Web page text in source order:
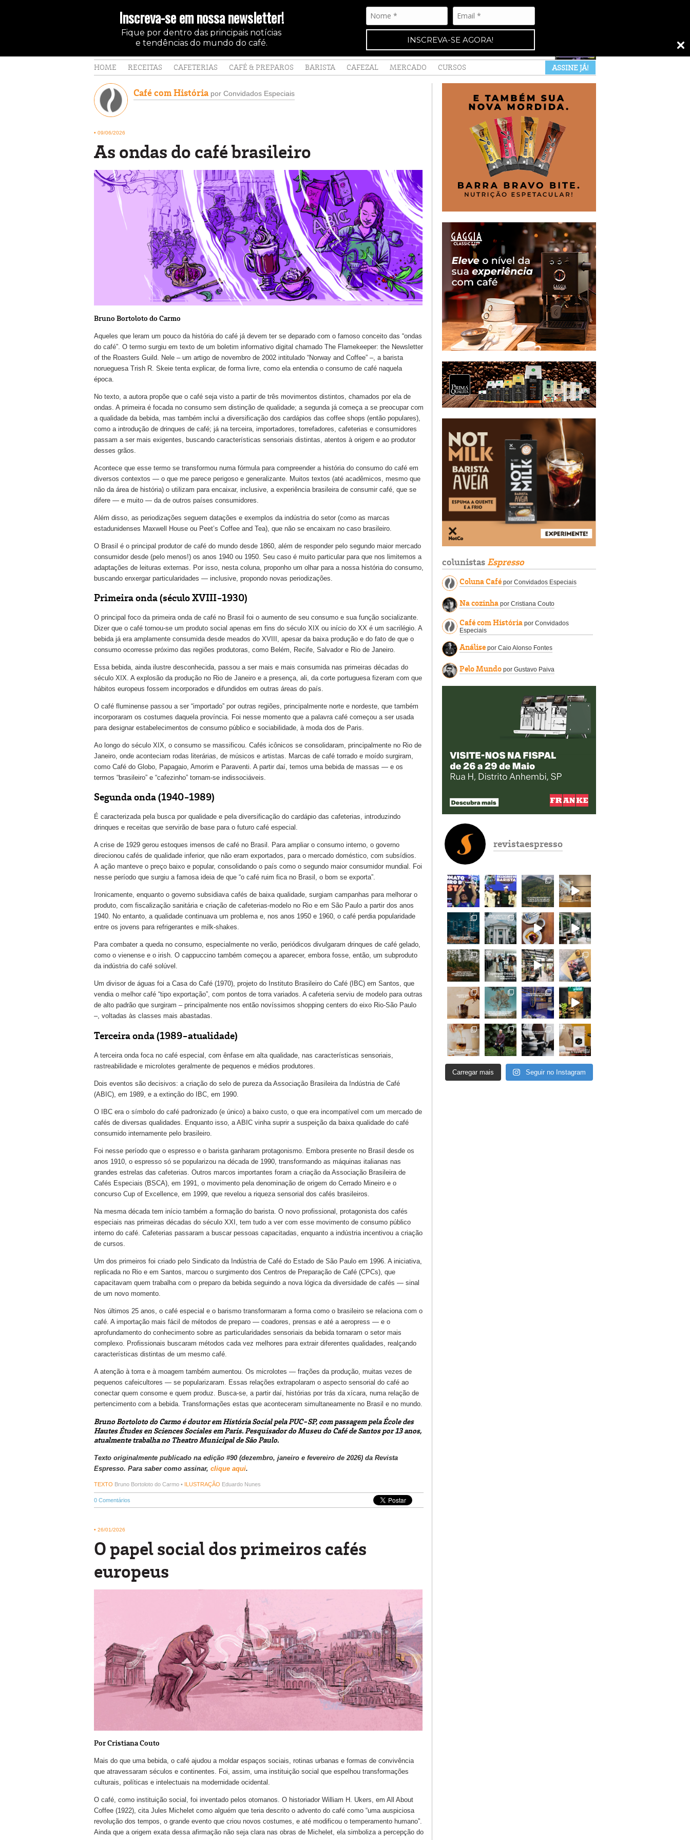
Inscreva-se em nossa newsletter!
Fique por dentro das principais notícias
e tendências do mundo do café.
INSCREVA-SE AGORA!
•NAS BANCAS
HOME RECEITAS CAFETERIAS CAFÉ & PREPAROS BARISTA CAFEZAL MERCADO ASSINE JÁ!
CURSOS
Café com História por Convidados Especiais
• 09/06/2026
As ondas do café brasileiro
Bruno Bortoloto do Carmo
Aqueles que leram um pouco da história do café já devem ter se deparado com o famoso conceito das “ondas
do café”. O termo surgiu em texto de um boletim informativo digital chamado The Flamekeeper: the Newsletter
of the Roasters Guild. Nele – um artigo de novembro de 2002 intitulado “Norway and Coffee” –, a barista
norueguesa Trish R. Skeie tenta explicar, de forma livre, como ela entendia o consumo de café naquela
época.
No texto, a autora propõe que o café seja visto a partir de três movimentos distintos, chamados por ela de
ondas. A primeira é focada no consumo sem distinção de qualidade; a segunda já começa a se preocupar com
a qualidade da bebida, mas também inclui a diversificação dos cardápios das coffee shops (então populares),
como a introdução de drinques de café; já na terceira, importadores, torrefadores, cafeterias e consumidores
passam a ser mais exigentes, buscando características sensoriais distintas, atentos à origem e ao produtor
desses grãos.
Acontece que esse termo se transformou numa fórmula para compreender a história do consumo do café em
diversos contextos — o que me parece perigoso e generalizante. Muitos textos (até acadêmicos, mesmo que
não da área de história) o utilizam para encaixar, inclusive, a experiência brasileira de consumir café, que se
difere — e muito — da de outros países consumidores.
Além disso, as periodizações seguem datações e exemplos da indústria do setor (como as marcas
estadunidenses Maxwell House ou Peet’s Coffee and Tea), que não se encaixam no caso brasileiro.
O Brasil é o principal produtor de café do mundo desde 1860, além de responder pelo segundo maior mercado
consumidor desde (pelo menos!) os anos 1940 ou 1950. Seu caso é muito particular para que nos limitemos a
adaptações de leituras externas. Por isso, nesta coluna, proponho um olhar para a nossa história do consumo,
buscando enxergar particularidades — inclusive, propondo novas periodizações.
Primeira onda (século XVIII-1930)
O principal foco da primeira onda de café no Brasil foi o aumento de seu consumo e sua função socializante.
Dizer que o café tornou-se um produto social apenas em fins do século XIX ou início do XX é um sacrilégio. A
bebida já era amplamente consumida desde meados do XVIII, apesar da baixa produção e do fato de que o
consumo ocorresse próximo das regiões produtoras, como Belém, Recife, Salvador e Rio de Janeiro.
Essa bebida, ainda ilustre desconhecida, passou a ser mais e mais consumida nas primeiras décadas do
século XIX. A explosão da produção no Rio de Janeiro e a presença, ali, da corte portuguesa fizeram com que
hábitos europeus fossem incorporados e difundidos em outras áreas do país.
O café fluminense passou a ser “importado” por outras regiões, principalmente norte e nordeste, que também
incorporaram os costumes daquela província. Foi nesse momento que a palavra café começou a ser usada
para designar estabelecimentos de consumo público e sociabilidade, à moda dos de Paris.
Ao longo do século XIX, o consumo se massificou. Cafés icônicos se consolidaram, principalmente no Rio de
Janeiro, onde aconteciam rodas literárias, de músicos e artistas. Marcas de café torrado e moído surgiram,
como Café do Globo, Papagaio, Amorim e Paraventi. A partir daí, temos uma bebida de massas — e os
termos “brasileiro” e “cafezinho” tornam-se indissociáveis.
Segunda onda (1940-1989)
É caracterizada pela busca por qualidade e pela diversificação do cardápio das cafeterias, introduzindo
drinques e receitas que servirão de base para o futuro café especial.
A crise de 1929 gerou estoques imensos de café no Brasil. Para ampliar o consumo interno, o governo
direcionou cafés de qualidade inferior, que não eram exportados, para o mercado doméstico, com subsídios.
A ação manteve o preço baixo e popular, consolidando o país como o segundo maior consumidor mundial. Foi
nesse período que surgiu a famosa ideia de que “o café ruim fica no Brasil, o bom se exporta”.
Ironicamente, enquanto o governo subsidiava cafés de baixa qualidade, surgiam campanhas para melhorar o
produto, com fiscalização sanitária e criação de cafeterias-modelo no Rio e em São Paulo a partir dos anos
1940. No entanto, a qualidade continuava um problema e, nos anos 1950 e 1960, o café perdia popularidade
entre os jovens para refrigerantes e milk-shakes.
Para combater a queda no consumo, especialmente no verão, periódicos divulgaram drinques de café gelado,
como o vienense e o irish. O cappuccino também começou a aparecer, embora fosse, então, um subproduto
da indústria do café solúvel.
Um divisor de águas foi a Casa do Café (1970), projeto do Instituto Brasileiro do Café (IBC) em Santos, que
vendia o melhor café “tipo exportação”, com pontos de torra variados. A cafeteria serviu de modelo para outras
de alto padrão que surgiram – principalmente nos então novíssimos shopping centers do eixo Rio-São Paulo
–, voltadas às classes mais abastadas.
Terceira onda (1989-atualidade)
A terceira onda foca no café especial, com ênfase em alta qualidade, nas características sensoriais,
rastreabilidade e microlotes geralmente de pequenos e médios produtores.
Dois eventos são decisivos: a criação do selo de pureza da Associação Brasileira da Indústria de Café
(ABIC), em 1989, e a extinção do IBC, em 1990.
O IBC era o símbolo do café padronizado (e único) a baixo custo, o que era incompatível com um mercado de
cafés de diversas qualidades. Enquanto isso, a ABIC vinha suprir a suspeição da baixa qualidade do café
consumido internamente pelo brasileiro.
Foi nesse período que o espresso e o barista ganharam protagonismo. Embora presente no Brasil desde os
anos 1910, o espresso só se popularizou na década de 1990, transformando as máquinas italianas nas
grandes estrelas das cafeterias. Outros marcos importantes foram a criação da Associação Brasileira de
Cafés Especiais (BSCA), em 1991, o movimento pela denominação de origem do Cerrado Mineiro e o
concurso Cup of Excellence, em 1999, que revelou a riqueza sensorial dos cafés brasileiros.
Na mesma década tem início também a formação do barista. O novo profissional, protagonista dos cafés
especiais nas primeiras décadas do século XXI, tem tudo a ver com esse movimento de consumo público
interno do café. Cafeterias passaram a buscar pessoas capacitadas, enquanto a indústria incentivou a criação
de cursos.
Um dos primeiros foi criado pelo Sindicato da Indústria de Café do Estado de São Paulo em 1996. A iniciativa,
replicada no Rio e em Santos, marcou o surgimento dos Centros de Preparação de Café (CPCs), que
capacitavam quem trabalha com o preparo da bebida seguindo a nova lógica da diversidade de cafés — sinal
de um novo momento.
Nos últimos 25 anos, o café especial e o barismo transformaram a forma como o brasileiro se relaciona com o
café. A importação mais fácil de métodos de preparo — coadores, prensas e até a aeropress — e o
aprofundamento do conhecimento sobre as particularidades sensoriais da bebida tornaram o setor mais
complexo. Profissionais buscaram métodos cada vez melhores para extrair diferentes qualidades, realçando
características distintas de um mesmo café.
A atenção à torra e à moagem também aumentou. Os microlotes — frações da produção, muitas vezes de
pequenos cafeicultores — se popularizaram. Essas relações extrapolaram o aspecto sensorial do café ao
conectar quem consome e quem produz. Busca-se, a partir daí, histórias por trás da xícara, numa relação de
pertencimento com a bebida. Transformações estas que aconteceram simultaneamente no Brasil e no mundo.
Bruno Bortoloto do Carmo é doutor em História Social pela PUC-SP, com passagem pela École des
Hautes Études en Sciences Sociales em Paris. Pesquisador do Museu do Café de Santos por 13 anos,
atualmente trabalha no Theatro Municipal de São Paulo.
Texto originalmente publicado na edição #90 (dezembro, janeiro e fevereiro de 2026) da Revista
Espresso. Para saber como assinar, clique aqui.
TEXTO Bruno Bortoloto do Carmo • ILUSTRAÇÃO Eduardo Nunes
0 Comentários
• 26/01/2026
O papel social dos primeiros cafés
europeus
Por Cristiana Couto
Mais do que uma bebida, o café ajudou a moldar espaços sociais, rotinas urbanas e formas de convivência
que atravessaram séculos e continentes. Foi, assim, uma instituição social que espelhou transformações
culturais, políticas e intelectuais na modernidade ocidental.
O café, como instituição social, foi inventado pelos otomanos. O historiador William H. Ukers, em All About
Coffee (1922), cita Jules Michelet como alguém que teria descrito o advento do café como “uma auspiciosa
revolução dos tempos, o grande evento que criou novos costumes, e até modificou o temperamento humano”.
Ainda que a origem exata dessa afirmação não seja clara nas obras de Michelet, ela simboliza a percepção do
colunistas Espresso
Coluna Café por Convidados Especiais
Na cozinha por Cristiana Couto
Café com História por Convidados
Especiais
Análise por Caio Alonso Fontes
Pelo Mundo por Gustavo Paiva
revistaespresso
Carregar mais Seguir no Instagram